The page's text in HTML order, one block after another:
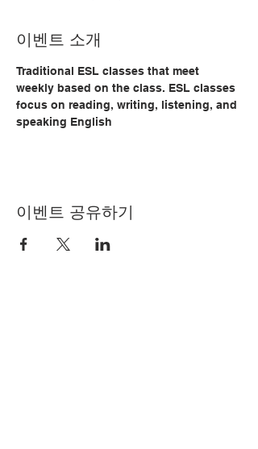
이벤트 소개
Traditional ESL classes that meet
weekly based on the class. ESL classes
focus on reading, writing, listening, and
speaking English
이벤트 공유하기